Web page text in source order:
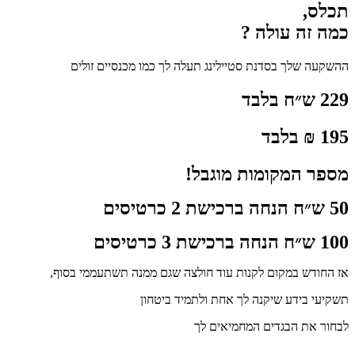
תכלס,
כמה זה עולה ?
ההשקעה שלך בסדנת סטיילינג תעלה לך כמו מכנסיים זולים
229 ש״ח בלבד
195 ₪ בלבד
מספר המקומות מוגבל!
50 ש״ח הנחה ברכישת 2 כרטיסים
100 ש״ח הנחה ברכישת 3 כרטיסים
אז החודש במקום לקנות עוד חולצה שגם ממנה תשתעממי בסוף,
תשקיעי בידע שיקנה לך אחת ולתמיד ביטחון
לבחור את הבגדים המחמיאים לך